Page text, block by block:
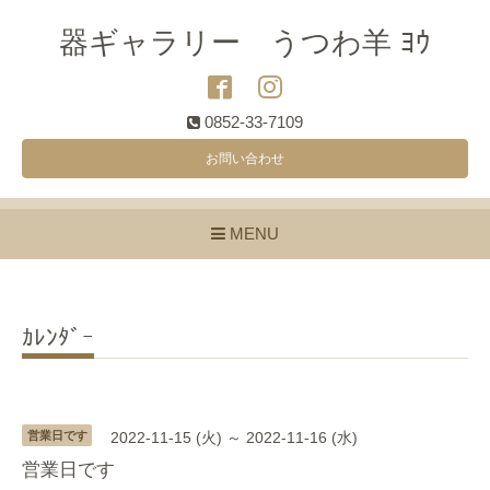
器ギャラリー うつわ羊 ﾖｳ
0852-33-7109
お問い合わせ
MENU
ｶﾚﾝﾀﾞｰ
営業日です 2022-11-15 (火) ～ 2022-11-16 (水)
営業日です